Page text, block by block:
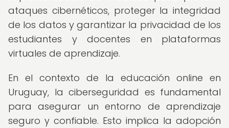
ataques cibernéticos, proteger la integridad
de los datos y garantizar la privacidad de los
estudiantes y docentes en plataformas
virtuales de aprendizaje.
En el contexto de la educación online en
Uruguay, la ciberseguridad es fundamental
para asegurar un entorno de aprendizaje
seguro y confiable. Esto implica la adopción